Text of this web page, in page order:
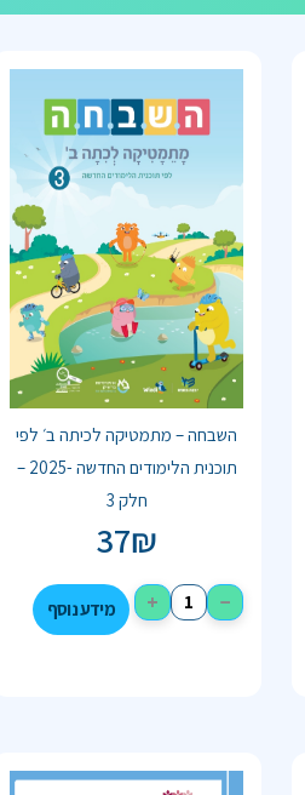
השבחה – מתמטיקה לכיתה ב׳ לפי
תוכנית הלימודים החדשה -2025 –
חלק 3
37₪
−
+ מידע נוסף